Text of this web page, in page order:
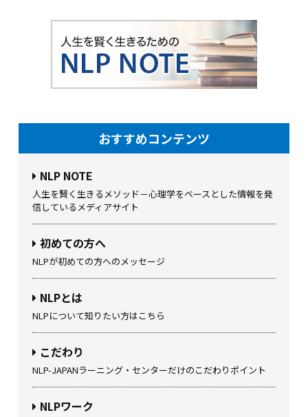
おすすめコンテンツ
NLP NOTE
人生を賢く生きるメソッド－心理学をベースとした情報を発
信しているメディアサイト
初めての方へ
NLPが初めての方へのメッセージ
NLPとは
NLPについて知りたい方はこちら
こだわり
NLP-JAPANラーニング・センターだけのこだわりポイント
NLPワーク